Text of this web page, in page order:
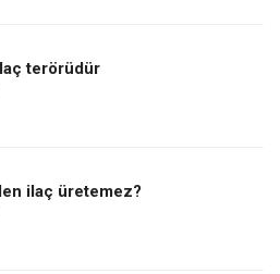
terörüdür
ilaç üretemez?